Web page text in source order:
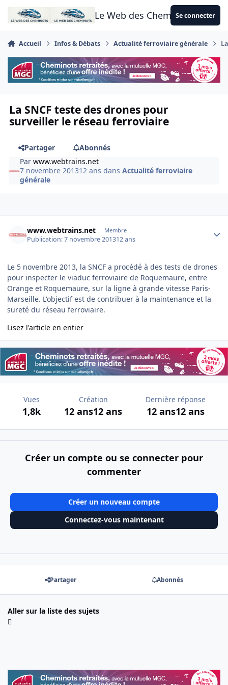
Aller au contenu
Le Web des CheminotsSe connecter
Accueil Infos & Débats Actualité ferroviaire générale
La SNCF teste des drones pour
surveiller le réseau ferroviaire
Partager
Abonnés
Parwww.webtrains.net
7 novembre 201312 ans dansActualité ferroviaire
générale
www.webtrains.net Membre
Publication:7 novembre 201312 ans
Le 5 novembre 2013, la SNCF a procédé à des tests de drones
pour inspecter le viaduc ferroviaire de Roquemaure, entre
Orange et Roquemaure, sur la ligne à grande vitesse Paris-
Marseille. L'objectif est de contribuer à la maintenance et la
sureté du réseau ferroviaire.
Lisez l'article en entier
Vues
1,8k
Création
12 ans12 ans
Dernière réponse
12 ans12 ans
Créer un compte ou se connecter pour
commenter
Créer un nouveau compte
Connectez-vous maintenant
Partager Abonnés
Aller sur la liste des sujets